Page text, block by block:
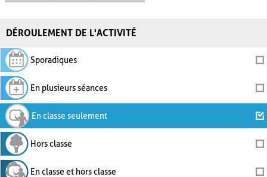
DÉROULEMENT DE L'ACTIVITÉ
Sporadiques
En plusieurs séances
En classe seulement
Hors classe
En classe et hors classe